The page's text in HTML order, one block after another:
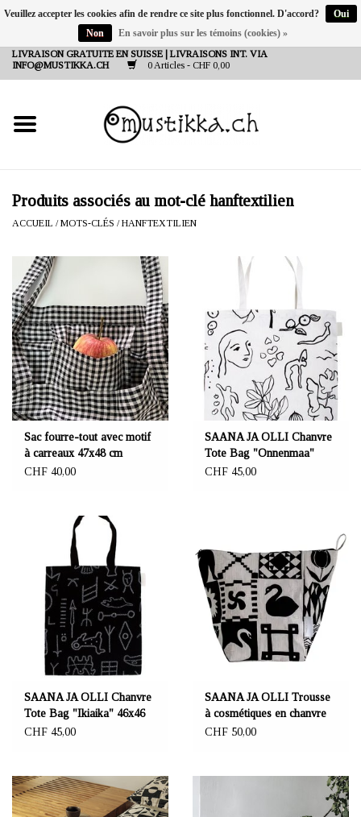
LIVRAISON GRATUITE EN SUISSE | LIVRAISONS INT. VIA
INFO@MUSTIKKA.CH
0 Articles - CHF 0,00
NEW IN
SHOP - A PIECE OF
FINLAND FOR YOU
Produits associés au mot-clé hanftextilien
ACCUEIL /MOTS-CLÉS /HANFTEXTILIEN
Sac fourre-tout avec motif
à carreaux 47x48 cm
CHF 40,00
SAANA JA OLLI Chanvre
Tote Bag "Onnenmaa"
46x46 cm
CHF 45,00
SAANA JA OLLI Chanvre
Tote Bag "Ikiaika" 46x46
cm
CHF 45,00
SAANA JA OLLI Trousse
à cosmétiques en chanvre
"Kaukana kotoa"
CHF 50,00
Veuillez accepter les cookies afin de rendre ce site plus fonctionnel. D'accord?
Oui
Non
En savoir plus sur les témoins (cookies) »